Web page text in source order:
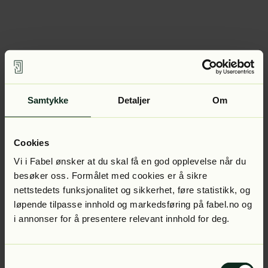
Samtykke Detaljer Om
Cookies
Vi i Fabel ønsker at du skal få en god opplevelse når du
besøker oss. Formålet med cookies er å sikre
nettstedets funksjonalitet og sikkerhet, føre statistikk, og
løpende tilpasse innhold og markedsføring på fabel.no og
i annonser for å presentere relevant innhold for deg.